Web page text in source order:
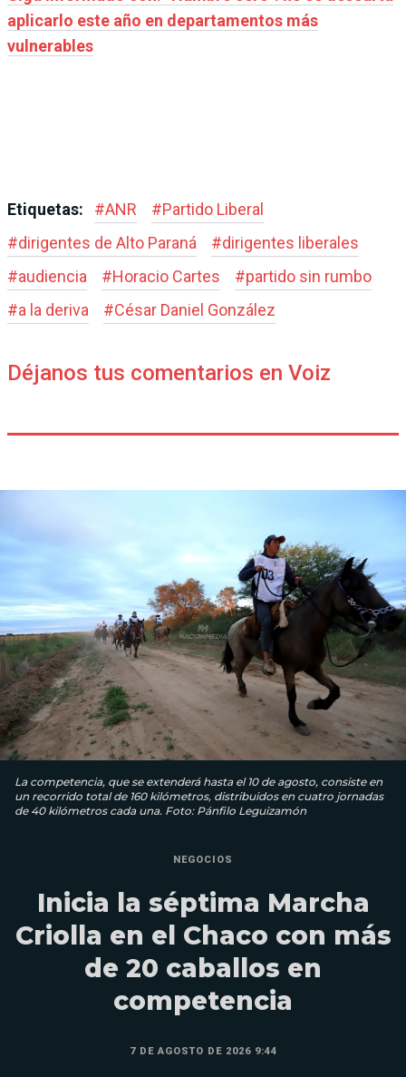
aplicarlo este año en departamentos más
vulnerables
Etiquetas: #ANR #Partido Liberal
#dirigentes de Alto Paraná #dirigentes liberales
#audiencia #Horacio Cartes #partido sin rumbo
#a la deriva #César Daniel González
Déjanos tus comentarios en Voiz
La competencia, que se extenderá hasta el 10 de agosto, consiste en
un recorrido total de 160 kilómetros, distribuidos en cuatro jornadas
de 40 kilómetros cada una. Foto: Pánfilo Leguizamón
NEGOCIOS
Inicia la séptima Marcha
Criolla en el Chaco con más
de 20 caballos en
competencia
7 DE AGOSTO DE 2026 9:44